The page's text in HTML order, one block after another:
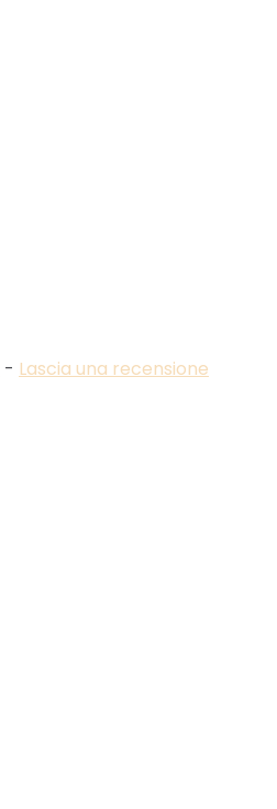
- Lascia una recensione